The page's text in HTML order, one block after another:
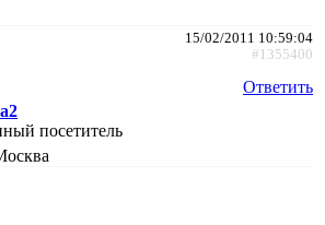
15/02/2011 10:59:04
#1355400
Ответить
посетитель